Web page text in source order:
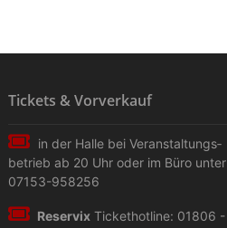
Tickets & Vorverkauf
in der Halle bei Veranstaltungs­
betrieb ab 20 Uhr oder im Büro unter
07153-958256
Reservix Tickethotline: 01806 -